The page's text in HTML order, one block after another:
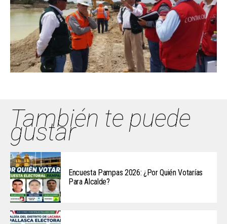
También te puede
gustar
Encuesta Pampas 2026: ¿Por Quién Votarías
Para Alcalde?